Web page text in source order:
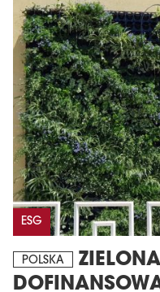
ESG
POLSKA